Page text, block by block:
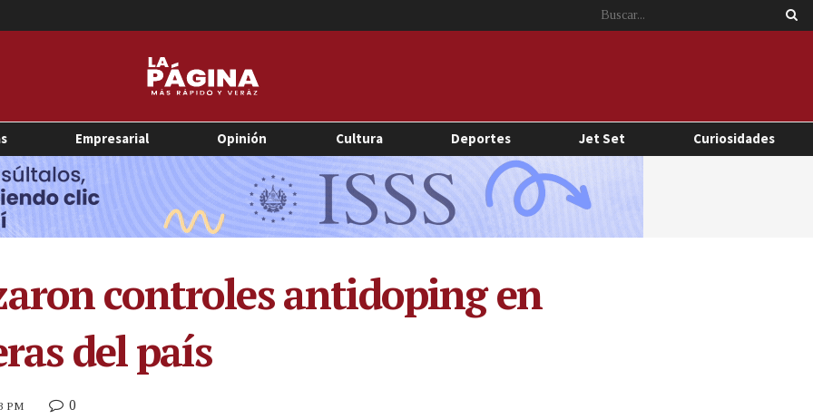
Empresarial Opinión Cultura Deportes Jet Set Curiosidades
controles antidoping en
del país
PM 0